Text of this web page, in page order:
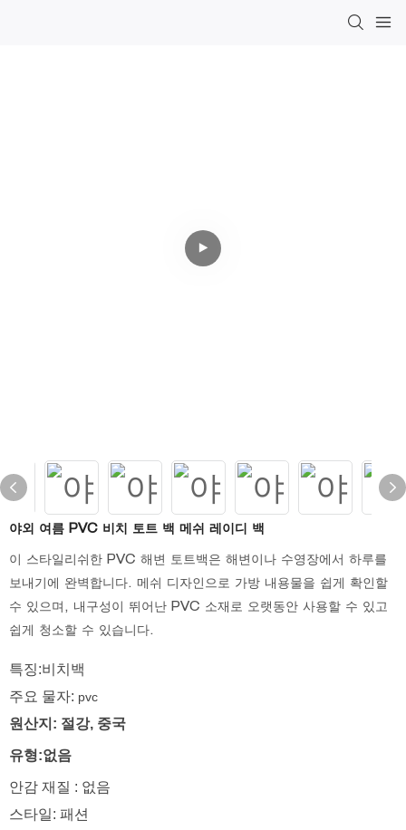
야외 여름 PVC 비치 토트 백 메쉬 레이디 백
이 스타일리쉬한 PVC 해변 토트백은 해변이나 수영장에서 하루를
보내기에 완벽합니다. 메쉬 디자인으로 가방 내용물을 쉽게 확인할
수 있으며, 내구성이 뛰어난 PVC 소재로 오랫동안 사용할 수 있고
쉽게 청소할 수 있습니다.
특징:비치백
주요 물자: pvc
원산지: 절강, 중국
유형:없음
안감 재질 : 없음
스타일: 패션